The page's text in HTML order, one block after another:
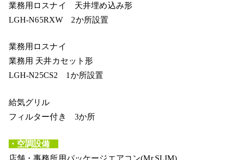
業務用ロスナイ 天井埋め込み形
LGH-N65RXW 2か所設置
業務用ロスナイ
業務用 天井カセット形
LGH-N25CS2 1か所設置
給気グリル
フィルター付き 3か所
・空調設備
店舗・事務所用パッケージエアコン(Mr.SLIM)